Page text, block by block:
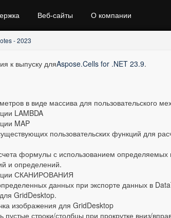
Веб‑сайты О компании
- 2023
к выпуску дляAspose.Cells for .NET 23.9.
в виде массива для пользовательского
LAMBDA
MAP
пользовательских функций для
формулы с использованием определяемых
и определений.
СКАНИРОВАНИЯ
данных при экспорте данных в
GridDesktop.
изображения для GridDesktop
пустые строки/столбцы при прокрутке вниз/